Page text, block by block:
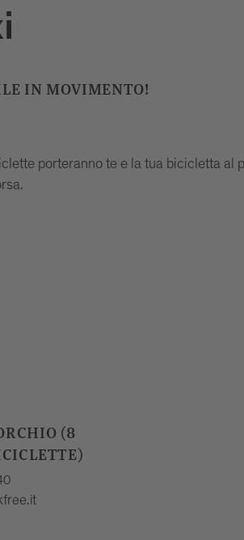
IN MOVIMENTO!
porteranno te e la tua bicicletta al
(8